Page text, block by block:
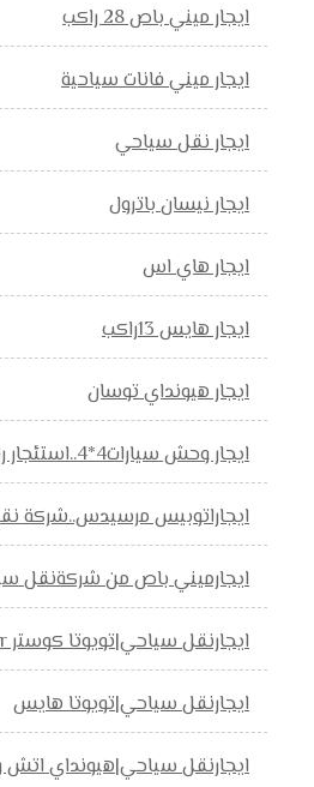
ايجار ميني باص 28 راكب
ايجار ميني فانات سياحية
ايجار نقل سياحي
ايجار نيسان باترول
ايجار هاي اس
ايجار هايس 13راكب
ايجار هيونداي توسان
ايجار وحش سيارات4*4..استئجار رنج روفر
ايجاراتوبيس مرسيدس..شركة
ايجارميني باص من شركةنقل
ايجارنقل سياحي|تويوتا كوستر ToyotaCoaster
ايجارنقل سياحي|تويوتا هايس
ايجارنقل سياحي|هيونداي اتش